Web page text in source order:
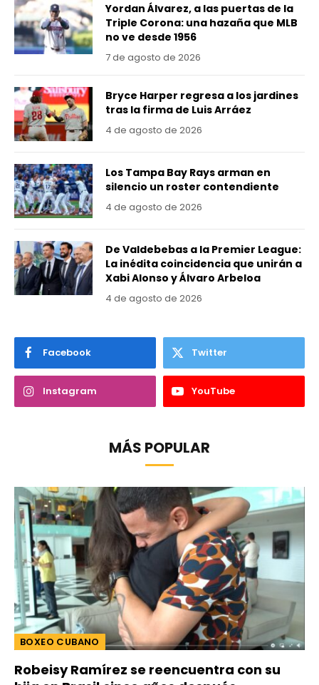
Yordan Álvarez, a las puertas de la
Triple Corona: una hazaña que MLB
no ve desde 1956
7 de agosto de 2026
Bryce Harper regresa a los jardines
tras la firma de Luis Arráez
4 de agosto de 2026
Los Tampa Bay Rays arman en
silencio un roster contendiente
4 de agosto de 2026
De Valdebebas a la Premier League:
La inédita coincidencia que unirán a
Xabi Alonso y Álvaro Arbeloa
4 de agosto de 2026
Facebook Twitter
Instagram YouTube
MÁS POPULAR
BOXEO CUBANO
Robeisy Ramírez se reencuentra con su